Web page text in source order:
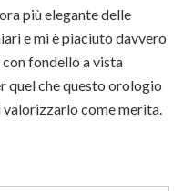
più elegante delle
e mi è piaciuto davvero
con fondello a vista
quel che questo orologio
come merita.